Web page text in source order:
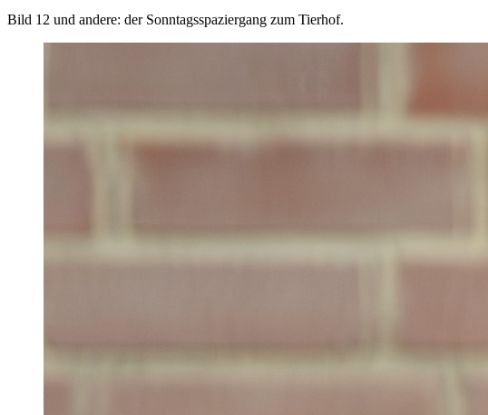
Bild 12 und andere: der Sonntagsspaziergang zum Tierhof.